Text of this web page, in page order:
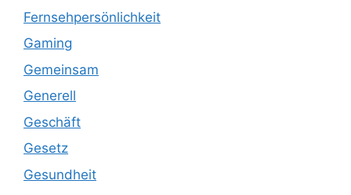
Fernsehpersönlichkeit
Gaming
Gemeinsam
Generell
Geschäft
Gesetz
Gesundheit